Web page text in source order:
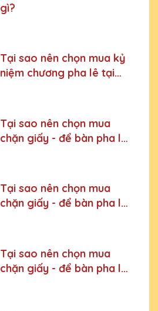
gì?
Tại sao nên chọn mua kỷ
niệm chương pha lê tại
Tại sao nên chọn mua
chặn giấy - để bàn pha lê
Tại sao nên chọn mua
chặn giấy - để bàn pha lê
Tại sao nên chọn mua
chặn giấy - để bàn pha lê